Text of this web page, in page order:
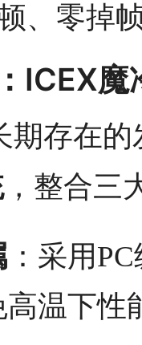
、零掉
ICEX
期存在
，整合三
：采用
温下性